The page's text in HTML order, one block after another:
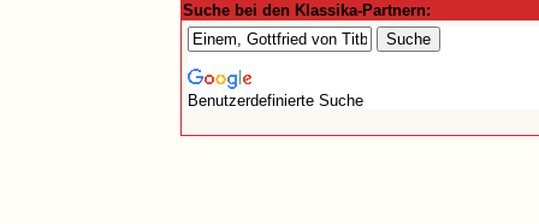
Suche bei den Klassika-Partnern:
Benutzerdefinierte Suche